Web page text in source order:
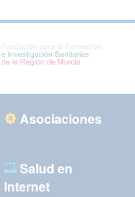
Asociaciones
Salud en
Internet